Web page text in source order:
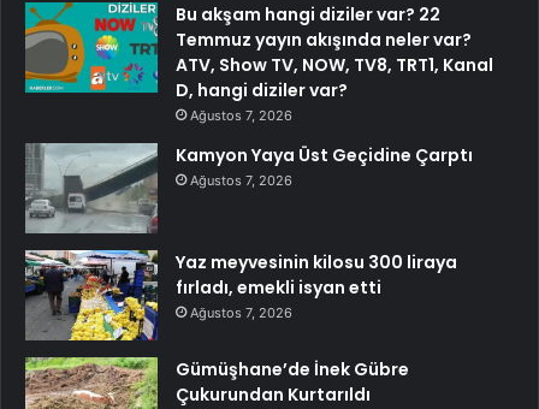
Bu akşam hangi diziler var? 22
Temmuz yayın akışında neler var?
ATV, Show TV, NOW, TV8, TRT1, Kanal
D, hangi diziler var?
Ağustos 7, 2026
Kamyon Yaya Üst Geçidine Çarptı
Ağustos 7, 2026
Yaz meyvesinin kilosu 300 liraya
fırladı, emekli isyan etti
Ağustos 7, 2026
Gümüşhane’de İnek Gübre
Çukurundan Kurtarıldı